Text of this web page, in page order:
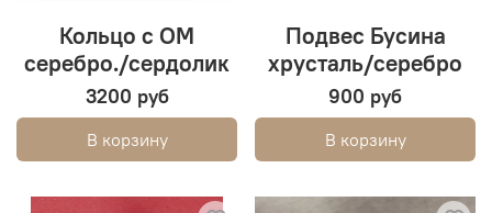
Кольцо с ОМ
серебро./сердолик
3200 руб
В корзину
Подвес Бусина
хрусталь/серебро
900 руб
В корзину